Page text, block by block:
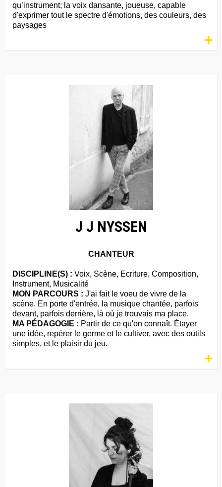
qu’instrument; la voix dansante, joueuse, capable
d'exprimer tout le spectre d'émotions, des couleurs, des
paysages
+
J J NYSSEN
CHANTEUR
DISCIPLINE(S) : Voix, Scène, Ecriture, Composition,
Instrument, Musicalité
MON PARCOURS : J'ai fait le voeu de vivre de la
scène. En porte d'entrée, la musique chantée, parfois
devant, parfois derrière, là où je trouvais ma place.
MA PÉDAGOGIE : Partir de ce qu'on connaît. Étayer
une idée, repérer le germe et le cultiver, avec des outils
simples, et le plaisir du jeu.
+